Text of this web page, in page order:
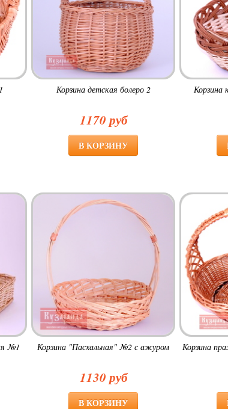
Корзина детская болеро 2
1170 руб
Корзина
№1 Корзина "Пасхальная" №2 с ажуром
1130 руб
Корзина